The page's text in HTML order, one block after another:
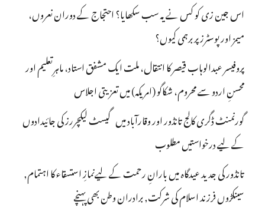
اس جین زی کو کس نے یہ سب سکھایا؟ احتجاج کے دوران نعروں،
میمز اور پوسٹرز پر برہمی کیوں؟
پروفیسر عبدالوہاب قیصر کا انتقال، ملت ایک مشفق استاد، ماہرِتعلیم اور
محسنِ اردو سے محروم، شکاگو (امریکہ) میں تعزیتی اجلاس
گورنمنٹ ڈگری کالج تانڈور اور وقارآباد میں گیسٹ لیکچررز کی جائیدادوں
کے لیے درخواستیں مطلوب
تانڈور کی جدید عیدگاہ میں بارانِ رحمت کے لیےنمازِ استسقاء کا اہتمام,
سینکڑوں فرزند اسلام کی شرکت, برادران وطن بھی پہنچے